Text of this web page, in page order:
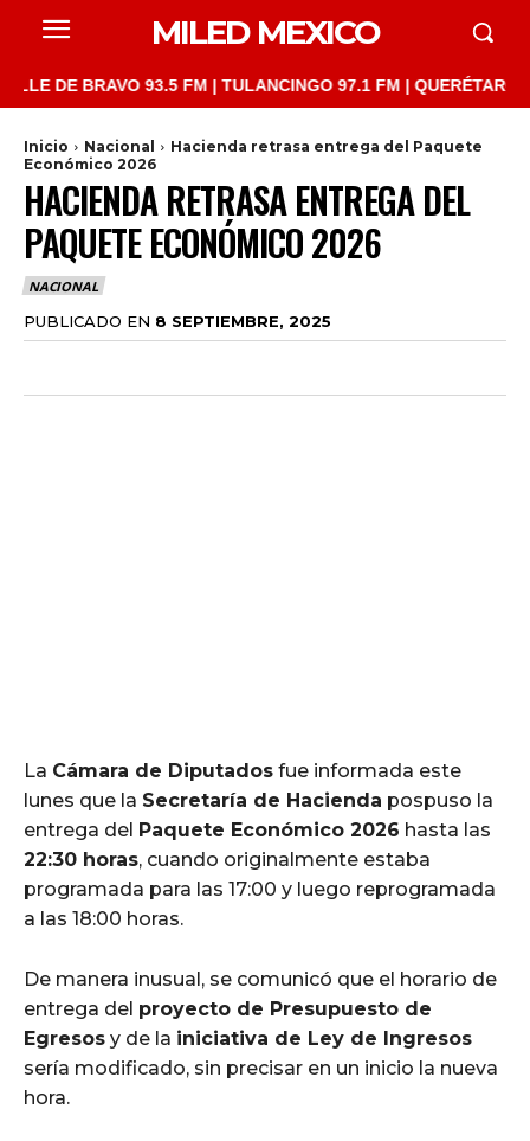
MILED MEXICO
BRAVO 93.5 FM | TULANCINGO 97.1 FM | QUERÉTARO
Inicio Nacional
Hacienda retrasa entrega del Paquete
Económico 2026
HACIENDA RETRASA ENTREGA DEL
PAQUETE ECONÓMICO 2026
NACIONAL
PUBLICADO EN 8 SEPTIEMBRE, 2025
La Cámara de Diputados fue informada este
lunes que la Secretaría de Hacienda pospuso la
entrega del Paquete Económico 2026 hasta las
22:30 horas, cuando originalmente estaba
programada para las 17:00 y luego reprogramada
a las 18:00 horas.
De manera inusual, se comunicó que el horario de
entrega del proyecto de Presupuesto de
Egresos y de la iniciativa de Ley de Ingresos
sería modificado, sin precisar en un inicio la nueva
hora.